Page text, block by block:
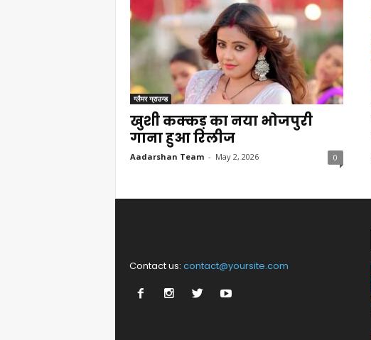
ग्लैमर ग्राउन्ड
खुशी कक्कड़ का नया भोजपुरी
गाना हुआ रिलीज
Aadarshan Team - May 2, 2026 0
Contact us: contact@yoursite.com